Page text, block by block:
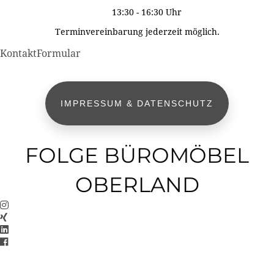
13:30 - 16:30 Uhr
Terminvereinbarung jederzeit möglich.
KontaktFormular
IMPRESSUM & DATENSCHUTZ
FOLGE BÜROMÖBEL
OBERLAND